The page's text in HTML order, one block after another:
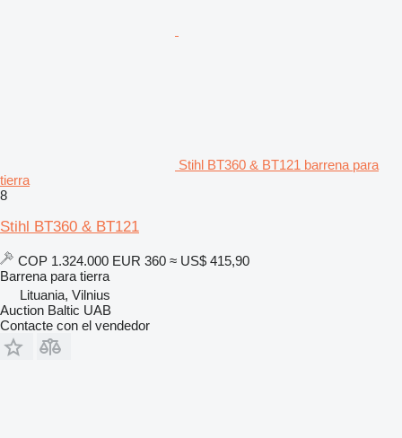
Stihl BT360 & BT121 barrena para
tierra
8
Stihl BT360 & BT121
COP 1.324.000 EUR 360 ≈ US$ 415,90
Barrena para tierra
Lituania, Vilnius
Auction Baltic UAB
Contacte con el vendedor